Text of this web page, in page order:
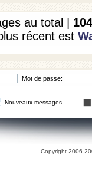
au total | 104
récent est
Mot de passe:
Nouveaux messages
Copyright 2006-